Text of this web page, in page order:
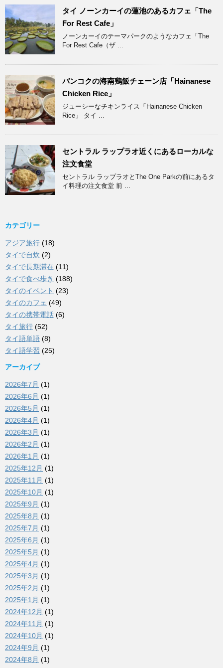
タイ ノーンカーイの蓮池のあるカフェ「The
For Rest Cafe」
ノーンカーイのテーマパークのようなカフェ「The
For Rest Cafe（ザ ...
バンコクの海南鶏飯チェーン店「Hainanese
Chicken Rice」
ジューシーなチキンライス「Hainanese Chicken
Rice」 タイ ...
セントラル ラップラオ近くにあるローカルな
注文食堂
セントラル ラップラオとThe One Parkの前にあるタ
イ料理の注文食堂 前 ...
カテゴリー
アジア旅行 (18)
タイで自炊 (2)
タイで長期滞在 (11)
タイで食べ歩き (188)
タイのイベント (23)
タイのカフェ (49)
タイの携帯電話 (6)
タイ旅行 (52)
タイ語単語 (8)
タイ語学習 (25)
アーカイブ
2026年7月 (1)
2026年6月 (1)
2026年5月 (1)
2026年4月 (1)
2026年3月 (1)
2026年2月 (1)
2026年1月 (1)
2025年12月 (1)
2025年11月 (1)
2025年10月 (1)
2025年9月 (1)
2025年8月 (1)
2025年7月 (1)
2025年6月 (1)
2025年5月 (1)
2025年4月 (1)
2025年3月 (1)
2025年2月 (1)
2025年1月 (1)
2024年12月 (1)
2024年11月 (1)
2024年10月 (1)
2024年9月 (1)
2024年8月 (1)